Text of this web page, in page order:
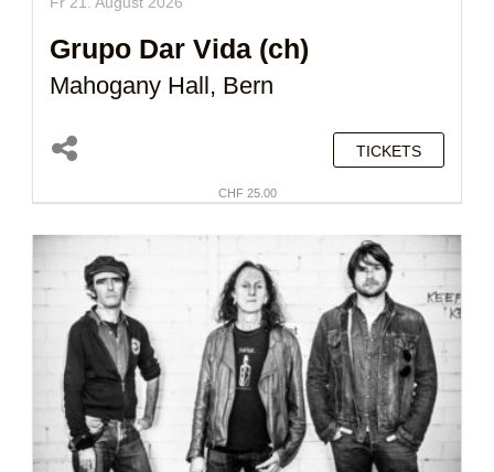
Grupo Dar Vida (ch)
Mahogany Hall, Bern
TICKETS
CHF 25.00